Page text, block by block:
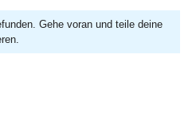
Gehe voran und teile deine